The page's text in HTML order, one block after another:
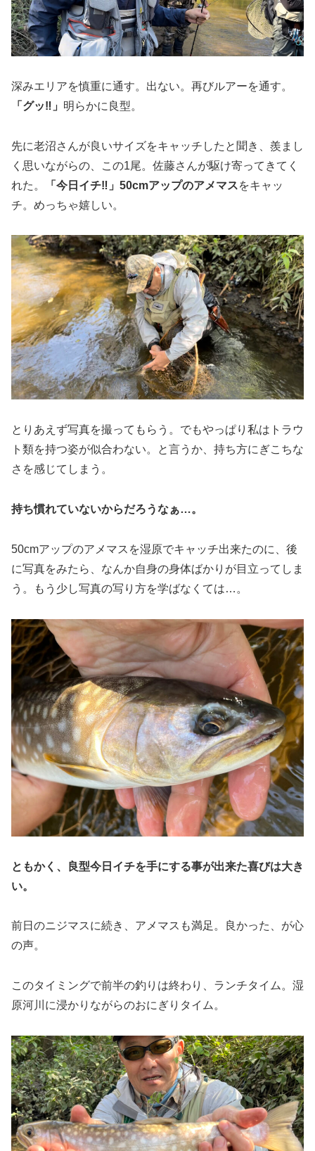
深みエリアを慎重に通す。出ない。再びルアーを通す。
「グッ‼️」 明らかに良型。
先に老沼さんが良いサイズをキャッチしたと聞き、羨まし
く思いながらの、この1尾。佐藤さんが駆け寄ってきてく
れた。
「今日イチ‼️」50cmアップのアメマスをキャッ
チ。めっちゃ嬉しい。
とりあえず写真を撮ってもらう。でもやっぱり私はトラウ
ト類を持つ姿が似合わない。と言うか、持ち方にぎこちな
さを感じてしまう。
持ち慣れていないからだろうなぁ…。
50cmアップのアメマスを湿原でキャッチ出来たのに、後
に写真をみたら、なんか自身の身体ばかりが目立ってしま
う。もう少し写真の写り方を学ばなくては…。
ともかく、良型今日イチを手にする事が出来た喜びは大き
い。
前日のニジマスに続き、アメマスも満足。良かった、が心
の声。
このタイミングで前半の釣りは終わり、ランチタイム。湿
原河川に浸かりながらのおにぎりタイム。